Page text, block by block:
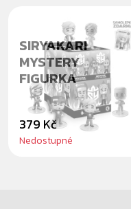
SIRYAKARI
MYSTERY
FIGURKA
379 Kč
Nedostupné